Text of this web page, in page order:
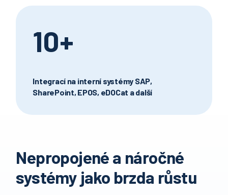
10+
Integrací na interní systémy SAP,
SharePoint, EPOS, eDOCat a další
Nepropojené a náročné
systémy jako brzda růstu